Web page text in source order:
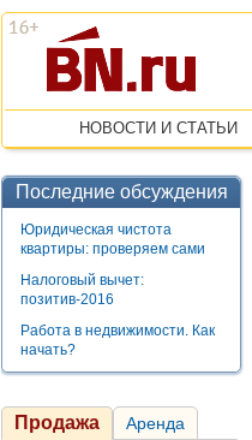
НОВОСТИ И СТАТЬИ
Последние обсуждения
Юридическая чистота
квартиры: проверяем сами
Налоговый вычет:
позитив-2016
Работа в недвижимости. Как
начать?
Продажа Аренда